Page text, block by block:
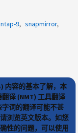
9
snapmirror
内容的基本了解，本
译 (NMT) 工具翻译
词的翻译可能不甚
浏览英文版本。如您
性的问题，可以使用